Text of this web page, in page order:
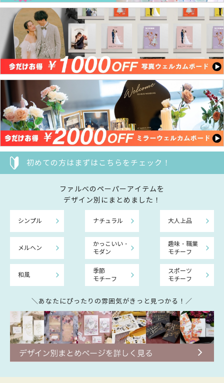
初めての方はまずはこちらをチェック！
ファルべのペーパーアイテムを
デザイン別にまとめました！
シンプル ナチュラル 大人上品
メルヘン
かっこいい・
モダン
趣味・職業
モチーフ
和風
季節
モチーフ
スポーツ
モチーフ
＼あなたにぴったりの雰囲気がきっと見つかる！／